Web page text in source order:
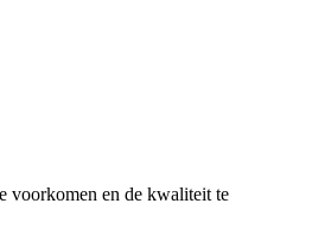
voorkomen en de kwaliteit te